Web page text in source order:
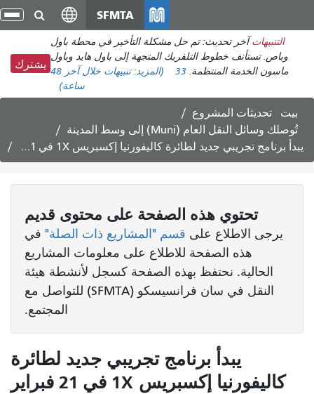
انتقل
إلى
المحتوى
الرئيسي
SFMTA
التنبيهات آخر تحديث: تم حل مشكلة التأخير في محطة باول
وباص. تستأنف خطوط التلفريك المتجهة إلى باول هايد وباول
ماسون الخدمة المنتظمة. 33 (المزيد:
تنبيهات خلال آخر 48
ساعة)
يشترك
بيت
تحديثات المشروع
تُوصلك وسائل النقل العام (Muni) إلى وسط المدينة
يبدأ برنامج تجريبي جديد لطائرة كاليفورنيا إكسبريس 1X في 21 فبراير
تحتوي هذه الصفحة على محتوى قديم
يرجى الاطلاع على قسم "المشاريع ذات الصلة" في
هذه الصفحة للاطلاع على معلومات المشاريع
الحالية. نحتفظ بهذه الصفحة كسجل لأنشطة هيئة
النقل في سان فرانسيسكو (SFMTA) للتواصل مع
المجتمع.
يبدأ برنامج تجريبي جديد لطائرة
كاليفورنيا إكسبريس 1X في 21 فبراير